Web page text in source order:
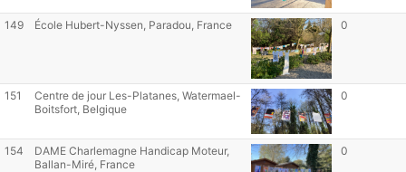
149 École Hubert-Nyssen, Paradou, France 0
151
Centre de jour Les-Platanes, Watermael-
Boitsfort, Belgique
0
154
DAME Charlemagne Handicap Moteur,
Ballan-Miré, France
0